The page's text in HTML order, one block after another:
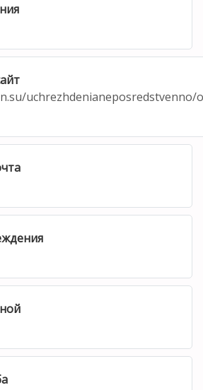
uchrezhdenianeposredstvenno/